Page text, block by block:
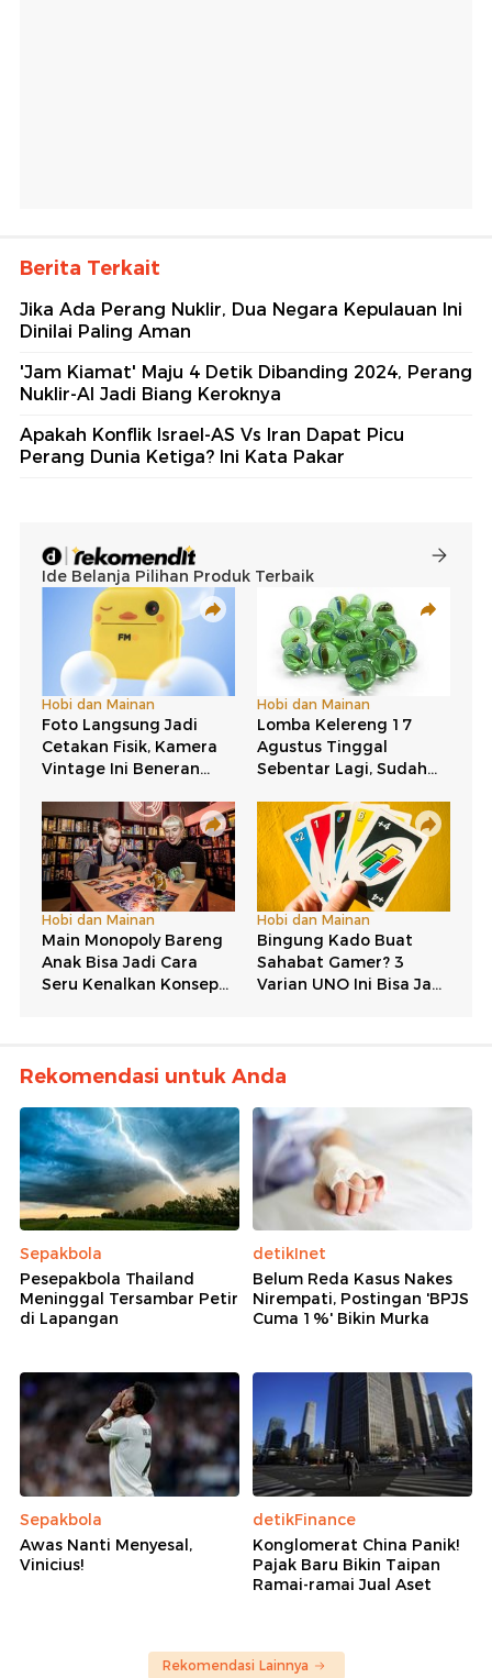
Berita Terkait
Jika Ada Perang Nuklir, Dua Negara Kepulauan Ini
Dinilai Paling Aman
'Jam Kiamat' Maju 4 Detik Dibanding 2024, Perang
Nuklir-AI Jadi Biang Keroknya
Apakah Konflik Israel-AS Vs Iran Dapat Picu
Perang Dunia Ketiga? Ini Kata Pakar
Rekomendasi untuk Anda
Sepakbola
Pesepakbola Thailand
Meninggal Tersambar Petir
di Lapangan
detikInet
Belum Reda Kasus Nakes
Nirempati, Postingan 'BPJS
Cuma 1%' Bikin Murka
Sepakbola
Awas Nanti Menyesal,
Vinicius!
detikFinance
Konglomerat China Panik!
Pajak Baru Bikin Taipan
Ramai-ramai Jual Aset
Rekomendasi Lainnya